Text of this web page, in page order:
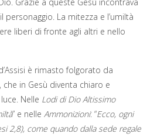
La mitezza e l’umiltà
liberi di fronte agli altri e nello
è rimasto folgorato da
in Gesù diventa chiaro e
Nelle Lodi di Dio Altissimo
” e nelle Ammonizioni: “Ecco, ogni
2,8), come quando dalla sede regale